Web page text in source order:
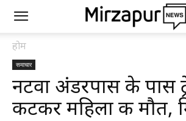
होम
समाचार
नटवा अंडरपास के पास
कटकर महिला की मौत,